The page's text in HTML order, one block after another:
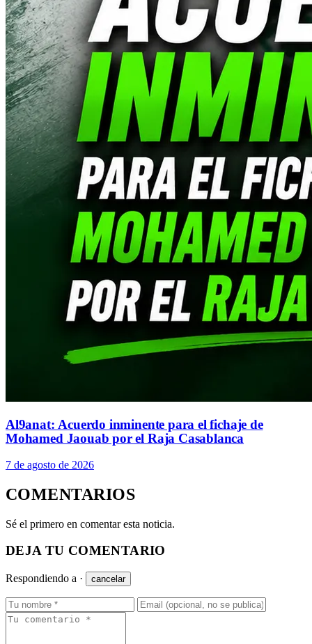
Al9anat: Acuerdo inminente para el fichaje de
Mohamed Jaouab por el Raja Casablanca
7 de agosto de 2026
COMENTARIOS
Sé el primero en comentar esta noticia.
DEJA TU COMENTARIO
Respondiendo a · cancelar